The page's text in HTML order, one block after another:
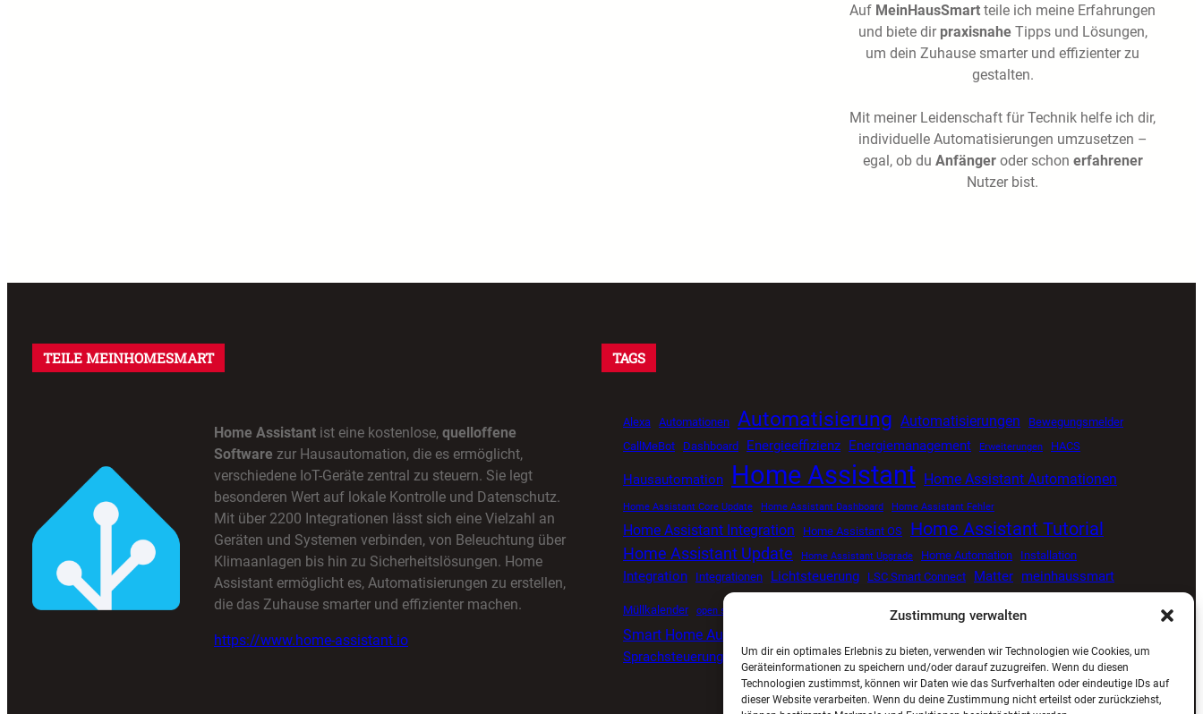
Zustimmung verwalten
Um dir ein optimales Erlebnis zu bieten, verwenden wir Technologien wie Cookies, um
Geräteinformationen zu speichern und/oder darauf zuzugreifen. Wenn du diesen
Technologien zustimmst, können wir Daten wie das Surfverhalten oder eindeutige IDs auf
dieser Website verarbeiten. Wenn du deine Zustimmung nicht erteilst oder zurückziehst,
Auf MeinHausSmart teile ich meine Erfahrungen
und biete dir praxisnaheTipps und Lösungen,
um dein Zuhause smarter und effizienter zu
gestalten.
Mit meiner Leidenschaft für Technik helfe ich dir,
individuelle Automatisierungen umzusetzen –
egal, ob du Anfängeroder schon erfahrener
Nutzer bist.
TEILE MEINHOMESMART
Home Assistant ist eine kostenlose, quelloffene
Software zur Hausautomation, die es ermöglicht,
verschiedene IoT-Geräte zentral zu steuern. Sie legt
besonderen Wert auf lokale Kontrolle und Datenschutz.
Mit über 2200 Integrationen lässt sich eine Vielzahl an
Geräten und Systemen verbinden, von Beleuchtung über
Klimaanlagen bis hin zu Sicherheitslösungen. Home
Assistant ermöglicht es, Automatisierungen zu erstellen,
die das Zuhause smarter und effizienter machen.
https://www.home-assistant.io
TAGS
Alexa Automationen Automatisierung Automatisierungen
Bewegungsmelder
CallMeBot
Dashboard Energieeffizienz Energiemanagement Erweiterungen HACS
Hausautomation Home Assistant Home Assistant Automationen
Home Assistant Core Update Home Assistant Dashboard Home Assistant Fehler
Home Assistant Integration Home Assistant OS Home Assistant Tutorial
Home Assistant Update Home Assistant Upgrade Home Automation Installation
Integration Integrationen Lichtsteuerung LSC Smart Connect Matter meinhaussmart
Müllkalender open source smart home Senvolon Präsenzmelder Smart Home
Smart Home Automatisierung
Sprachsteuerung
Timer Tuya ViCare Viessmann Wetterdaten Zigbee